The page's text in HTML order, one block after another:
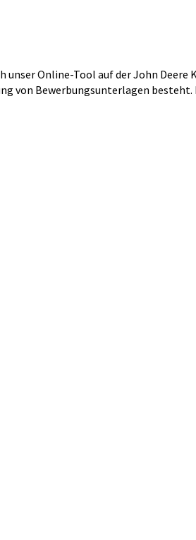
Online-Tool auf der John
von Bewerbungsunterlagen besteht.